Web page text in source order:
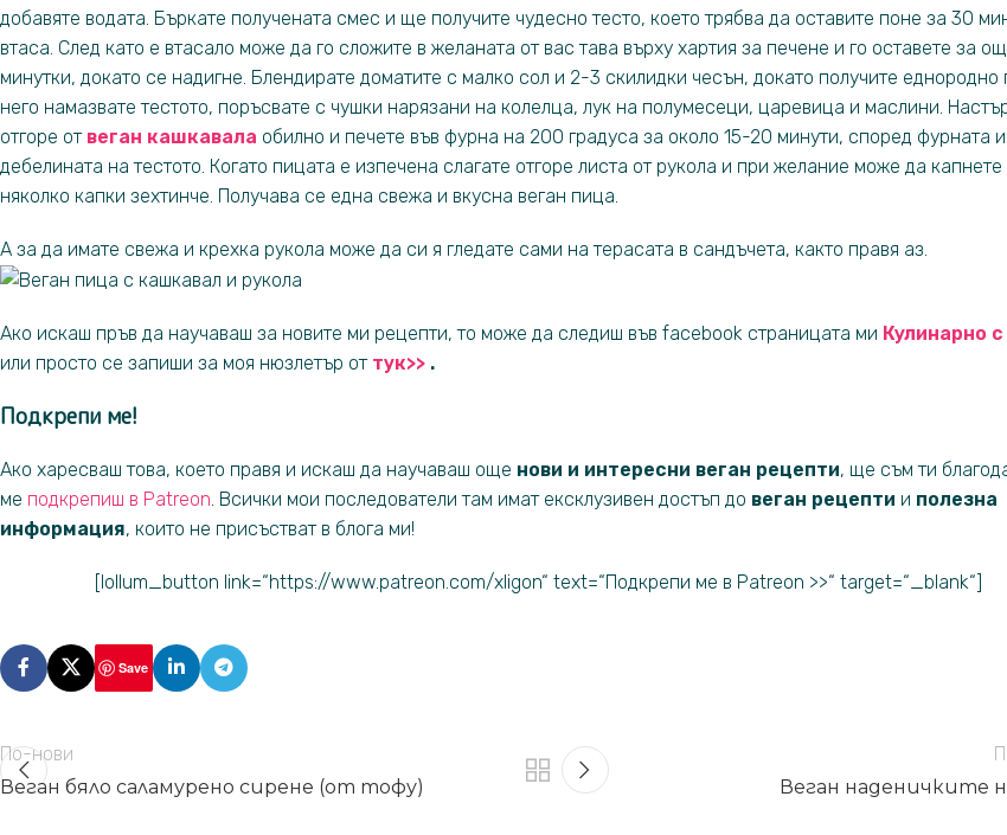
добавяте водата. Бъркате получената смес и ще получите чудесно тесто, което трябва да оставите поне за 30
втаса. След като е втасало може да го сложите в желаната от вас тава върху хартия за печене и го оставете за
минутки, докато се надигне. Блендирате доматите с малко сол и 2-3 скилидки чесън, докато получите
него намазвате тестото, поръсвате с чушки нарязани на колелца, лук на полумесеци, царевица и маслини.
отгоре от веган кашкавала обилно и печете във фурна на 200 градуса за около 15-20 минути, според фурната и
дебелината на тестото. Когато пицата е изпечена слагате отгоре листа от рукола и при желание може да капнете
няколко капки зехтинче. Получава се една свежа и вкусна веган пица.
А за да имате свежа и крехка рукола може да си я гледате сами на терасата в сандъчета, както правя аз.
Ако искаш пръв да научаваш за новите ми рецепти, то може да следиш във facebook страницата ми Кулинарно
или просто се запиши за моя нюзлетър от тук>> .
Подкрепи ме!
Ако харесваш това, което правя и искаш да научаваш още нови и интересни веган рецепти, ще съм ти
ме подкрепиш в Patreon. Всички мои последователи там имат ексклузивен достъп до веган рецепти и полезна
информация, които не присъстват в блога ми!
[lollum_button link=“https://www.patreon.com/xligon“ text=“Подкрепи ме в Patreon >>“ target=“_blank“]
Save
По-нови
Веган бяло саламурено сирене (от тофу)
Веган наденичките